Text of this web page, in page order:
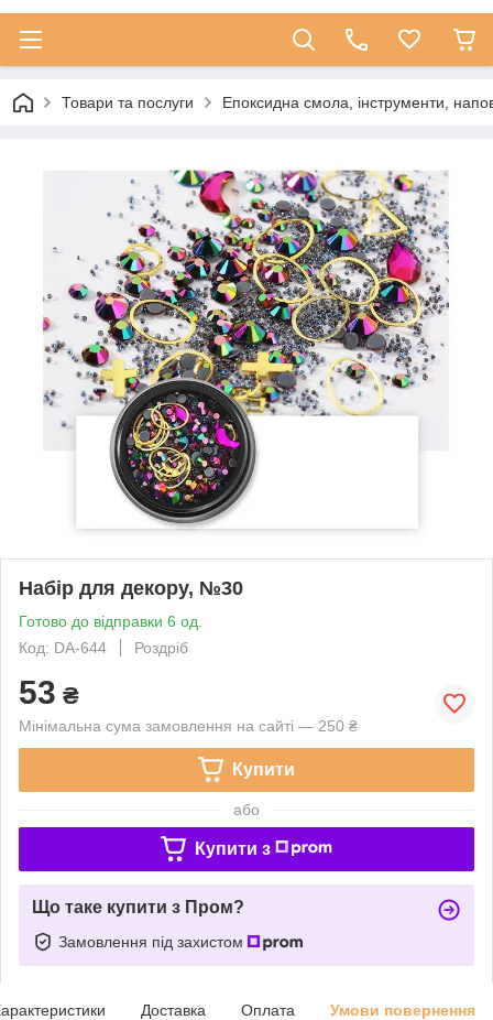
Товари та послуги Епоксидна смола, інструменти,
Набір для декору, №30
Готово до відправки 6 од.
Код: DA-644
Роздріб
53 ₴
Мінімальна сума замовлення на сайті — 250 ₴
Купити
або
Купити з
Що таке купити з Пром?
Замовлення під захистом
Доставка Оплата Умови повернення